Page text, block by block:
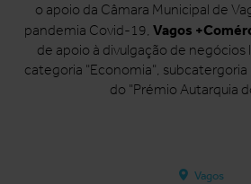
o apoio da Câmara Municipal de
pandemia Covid-19, Vagos
de apoio à divulgação de negócios
categoria "Economia",
do "Prémio Autarquia
Vagos